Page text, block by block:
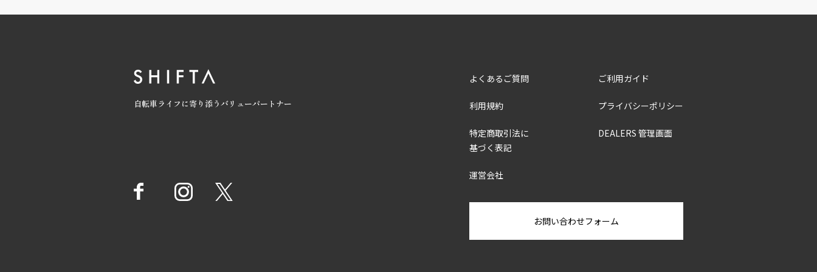
自転車ライフに寄り添うバリューパートナー
よくあるご質問 ご利用ガイド
利用規約 プライバシーポリシー
特定商取引法に
基づく表記
DEALERS 管理画面
運営会社
お問い合わせフォーム